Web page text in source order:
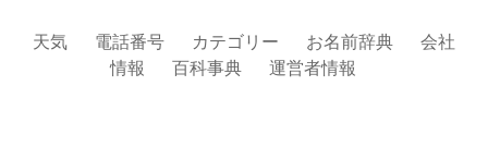
天気 電話番号 カテゴリー お名前辞典
会社
情報
百科事典 運営者情報